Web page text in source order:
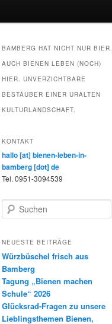
BAMBERG HAT NICHT NUR BIER.
AUCH BIENEN LEBEN (NOCH)
HIER. UNVERZICHTBARE
BESTÄUBER EINER URALTEN
KULTURLANDSCHAFT.
KONTAKT
hallo [at] bienen-leben-in-
bamberg [dot] de
Tel. 0951-3094539
u
h
n
NEUESTE BEITRÄGE
Würzbüschel frisch aus
Bamberg
Tagung „Bienen machen
Schule“ 2026
Glücksrad-Fragen zu unsere
Lieblingsthemen Bienen,